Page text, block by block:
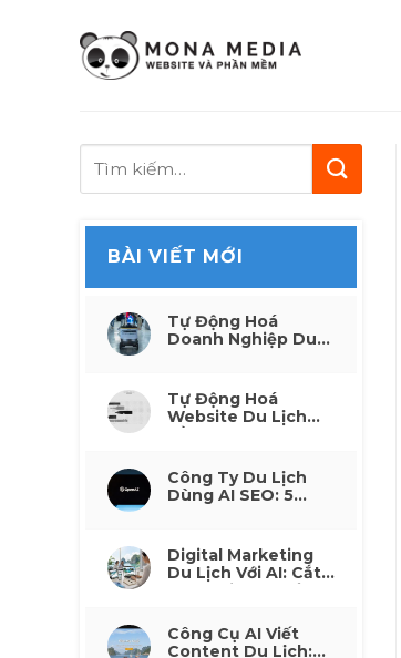
BÀI VIẾT MỚI
Tự Động Hoá
Doanh Nghiệp Du
Tự Động Hoá
Website Du Lịch
Bằng AI: 6 Công
Công Ty Du Lịch
Dùng AI SEO: 5
Thuộc Quảng Cáo
Digital Marketing
Du Lịch Với AI: Cắt
30% Chi Phí Quảng
Lead
Công Cụ AI Viết
Content Du Lịch: